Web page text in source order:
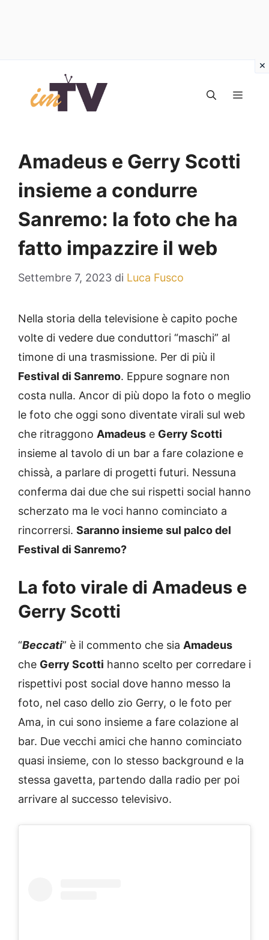
contenuto
Amadeus e Gerry Scotti
insieme a condurre
Sanremo: la foto che ha
fatto impazzire il web
Settembre 7, 2023 di Luca Fusco
Nella storia della televisione è capito poche
volte di vedere due conduttori “maschi” al
timone di una trasmissione. Per di più il
Festival di Sanremo. Eppure sognare non
costa nulla. Ancor di più dopo la foto o meglio
le foto che oggi sono diventate virali sul web
che ritraggono Amadeus e Gerry Scotti
insieme al tavolo di un bar a fare colazione e
chissà, a parlare di progetti futuri. Nessuna
conferma dai due che sui rispetti social hanno
scherzato ma le voci hanno cominciato a
rincorrersi. Saranno insieme sul palco del
Festival di Sanremo?
La foto virale di Amadeus e
Gerry Scotti
“Beccati” è il commento che sia Amadeus
che Gerry Scotti hanno scelto per corredare i
rispettivi post social dove hanno messo la
foto, nel caso dello zio Gerry, o le foto per
Ama, in cui sono insieme a fare colazione al
bar. Due vecchi amici che hanno cominciato
quasi insieme, con lo stesso background e la
stessa gavetta, partendo dalla radio per poi
arrivare al successo televisivo.